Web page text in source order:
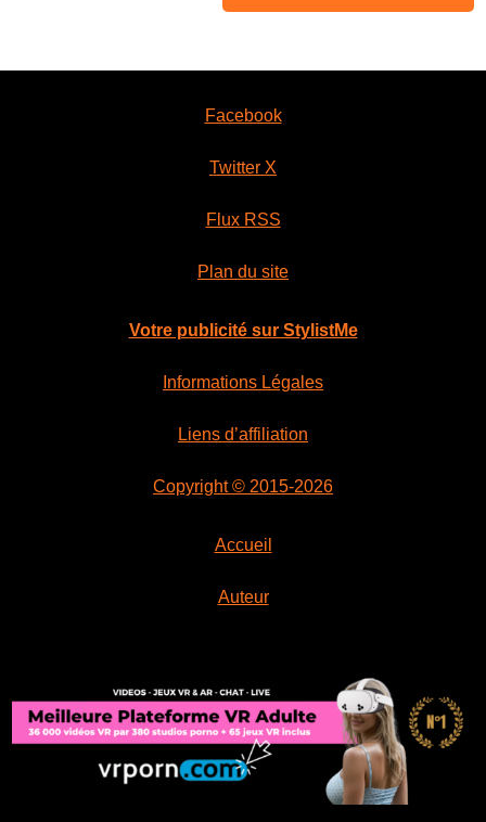
Facebook
Twitter X
Flux RSS
Plan du site
Votre publicité sur StylistMe
Informations Légales
Liens d’affiliation
Copyright © 2015-2026
Accueil
Auteur